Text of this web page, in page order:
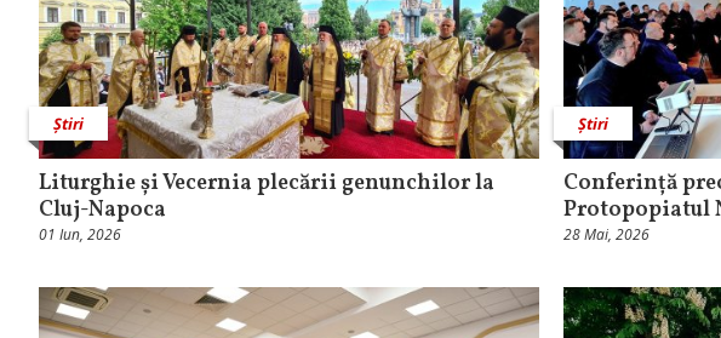
Știri
Liturghie și Vecernia plecării genunchilor la
Cluj-Napoca
01 Iun, 2026
Știri
Conferință
Protopopiatul
28 Mai, 2026